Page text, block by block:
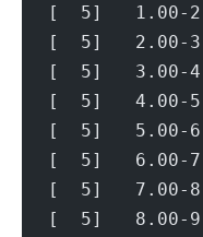
[  5]   1.00-
[  5]   2.00-
[  5]   3.00-
[  5]   4.00-
[  5]   5.00-
[  5]   6.00-
[  5]   7.00-
[  5]   8.00-